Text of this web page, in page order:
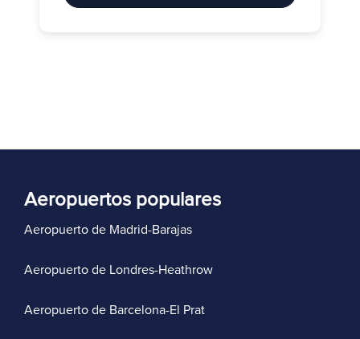
Aeropuertos populares
Aeropuerto de Madrid-Barajas
Aeropuerto de Londres-Heathrow
Aeropuerto de Barcelona-El Prat